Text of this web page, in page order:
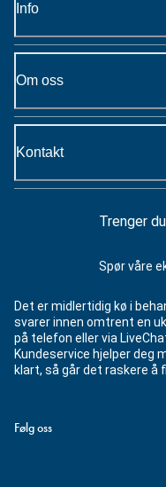
Info
Om oss
Kontakt
Trenger
Spør våre
Det er midlertidig kø i
svarer innen omtrent en
på telefon eller via
Kundeservice hjelper deg
klart, så går det raskere å
Følg oss